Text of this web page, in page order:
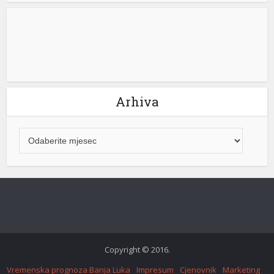
Arhiva
Copyright © 2016.